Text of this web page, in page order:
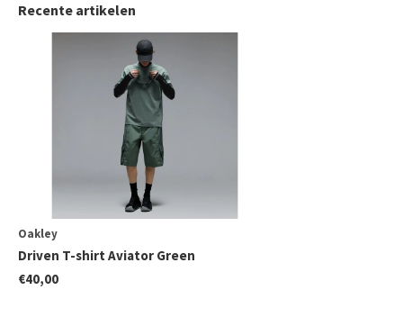
Recente artikelen
Oakley
Driven T-shirt Aviator Green
€40,00